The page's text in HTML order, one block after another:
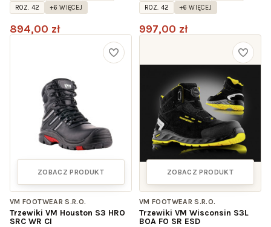
ROZ. 42
+6 WIĘCEJ
894,00 zł
ROZ. 42
+6 WIĘCEJ
997,00 zł
ZOBACZ PRODUKT
VM FOOTWEAR S.R.O.
Trzewiki VM Houston S3 HRO
SRC WR CI
ZOBACZ PRODUKT
VM FOOTWEAR S.R.O.
Trzewiki VM Wisconsin S3L
BOA FO SR ESD